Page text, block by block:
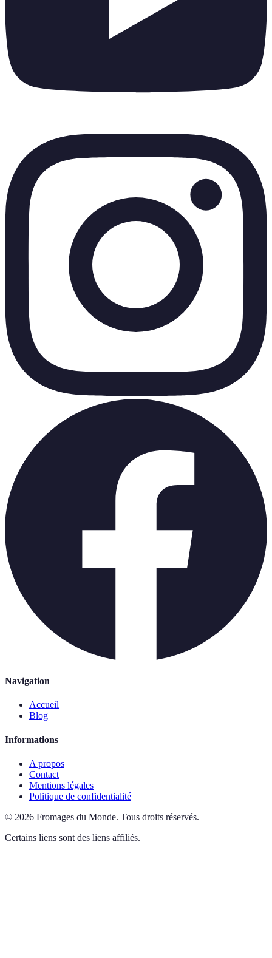
Navigation
Accueil
Blog
Informations
A propos
Contact
Mentions légales
Politique de confidentialité
© 2026 Fromages du Monde. Tous droits réservés.
Certains liens sont des liens affiliés.